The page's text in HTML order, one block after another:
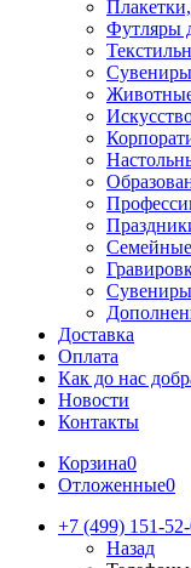
Футляры
Сувениры
Семейные
Сувениры
Доставка
Оплата
Как до нас
Новости
Контакты
Корзина0
Отложенные0
+7 (499) 151-52-
Назад